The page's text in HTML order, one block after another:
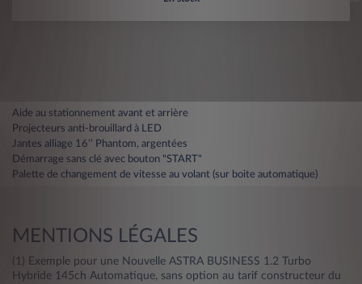
Aide au stationnement avant et arrière
Projecteurs anti-brouillard à LED
Jantes alliage 16’’ Phantom, argentées
Démarrage sans clé avec bouton "START"
Palette de changement de vitesse au volant (sur boite automatique)
MENTIONS LÉGALES
(1) Exemple pour une Nouvelle ASTRA BUSINESS 1.2 Turbo
Hybride 145ch Automatique, sans option au tarif constructeur du